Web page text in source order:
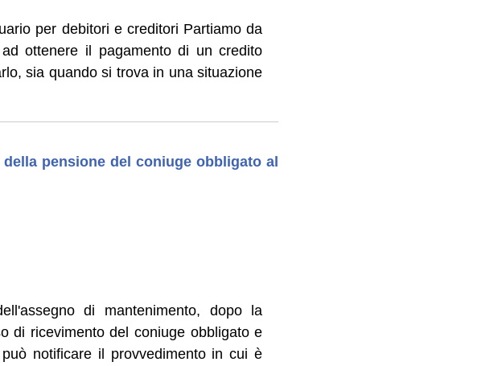
per debitori e creditori Partiamo da
ottenere il pagamento di un credito
sia quando si trova in una situazione
pensione del coniuge obbligato al
di mantenimento, dopo la
di ricevimento del coniuge obbligato e
notificare il provvedimento in cui è